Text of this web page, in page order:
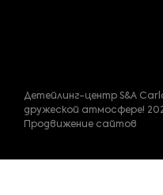
Детейлинг-центр S&A
дружеской атмосфере!
Продвижение сайтов